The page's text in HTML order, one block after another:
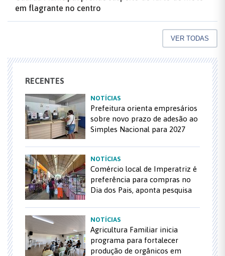
em flagrante no centro
VER TODAS
RECENTES
NOTÍCIAS
Prefeitura orienta empresários
sobre novo prazo de adesão ao
Simples Nacional para 2027
NOTÍCIAS
Comércio local de Imperatriz é
preferência para compras no
Dia dos Pais, aponta pesquisa
NOTÍCIAS
Agricultura Familiar inicia
programa para fortalecer
produção de orgânicos em